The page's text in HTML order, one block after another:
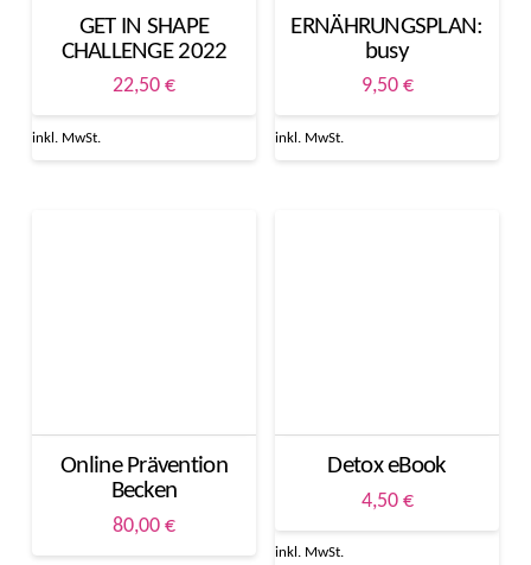
GET IN SHAPE
CHALLENGE 2022
22,50 €
inkl. MwSt.
ERNÄHRUNGSPLAN:
busy
9,50 €
inkl. MwSt.
Online Prävention
Becken
80,00 €
Detox eBook
4,50 €
inkl. MwSt.